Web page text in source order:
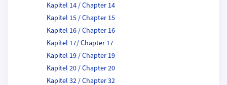
Kapitel 14 / Chapter 14
Kapitel 15 / Chapter 15
Kapitel 16 / Chapter 16
Kapitel 17/ Chapter 17
Kapitel 19 / Chapter 19
Kapitel 20 / Chapter 20
Kapitel 32 / Chapter 32